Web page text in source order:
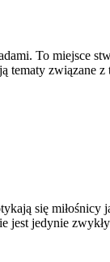
To miejsce
tematy związane
się
jest jedynie